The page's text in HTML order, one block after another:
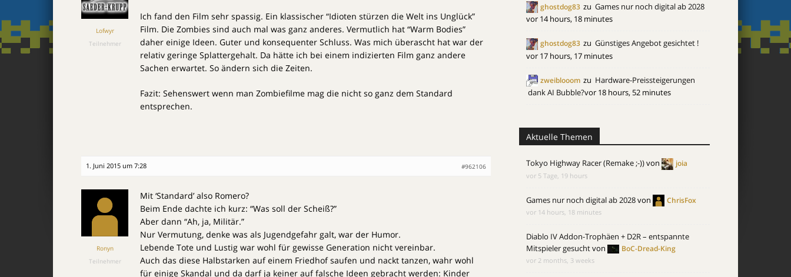
Lofwyr
Teilnehmer
Ich fand den Film sehr spassig. Ein klassischer “Idioten stürzen die Welt ins Unglück”
Film. Die Zombies sind auch mal was ganz anderes. Vermutlich hat “Warm Bodies”
daher einige Ideen. Guter und konsequenter Schluss. Was mich überascht hat war der
relativ geringe Splattergehalt. Da hätte ich bei einem indizierten Film ganz andere
Sachen erwartet. So ändern sich die Zeiten.
Fazit: Sehenswert wenn man Zombiefilme mag die nicht so ganz dem Standard
entsprechen.
1. Juni 2015 um 7:28 #962106
Ronyn
Teilnehmer
Mit ‘Standard’ also Romero?
Beim Ende dachte ich kurz: “Was soll der Scheiß?”
Aber dann “Ah, ja, Militär.”
Nur Vermutung, denke was als Jugendgefahr galt, war der Humor.
Lebende Tote und Lustig war wohl für gewisse Generation nicht vereinbar.
Auch das diese Halbstarken auf einem Friedhof saufen und nackt tanzen, wahr wohl
für einige Skandal und da darf ja keiner auf falsche Ideen gebracht werden: Kinder
ghostdog83 zu Games nur noch digital ab 2028
vor 14 hours, 18 minutes
ghostdog83 zu Günstiges Angebot gesichtet !
vor 17 hours, 17 minutes
zweiblooom zu Hardware-Preissteigerungen
dank AI Bubble?vor 18 hours, 52 minutes
Aktuelle Themen
Tokyo Highway Racer (Remake ;-))von joia
vor 5 Tage, 19 hours
Games nur noch digital ab 2028von ChrisFox
vor 14 hours, 18 minutes
Diablo IV Addon-Trophäen + D2R – entspannte
Mitspieler gesuchtvon BoC-Dread-King
vor 2 months, 3 weeks